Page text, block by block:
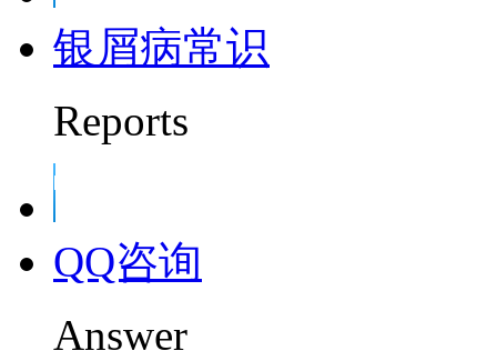
银屑病常识
Reports
QQ咨询
Answer